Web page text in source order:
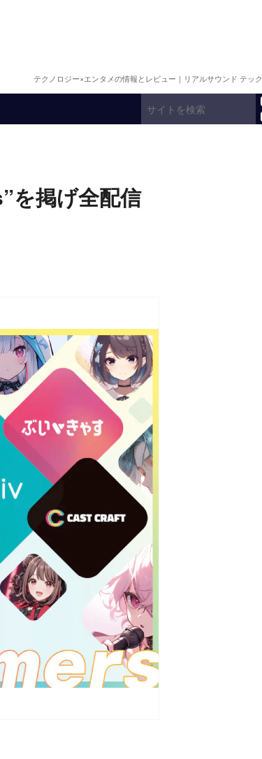
テクノロジー×エンタメの情報とレビュー｜リアルサウンド テック
を掲げ全配信